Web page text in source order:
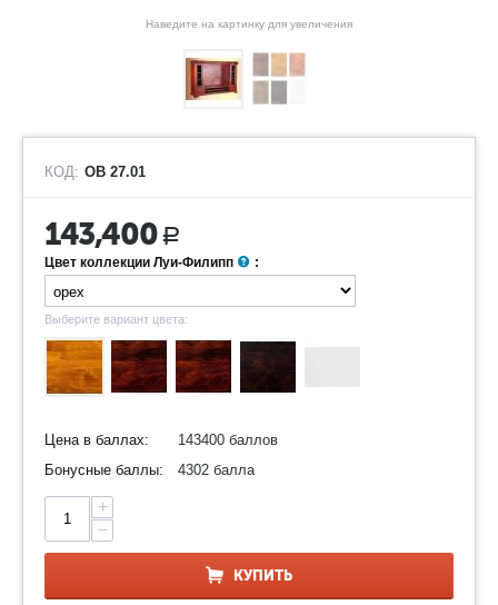
Наведите на картинку для увеличения
КОД: ОВ 27.01
143,400 Р
Цвет коллекции Луи-Филипп :
Выберите вариант цвета:
Цена в баллах:
143400 баллов
Бонусные баллы:
4302 балла
+
−
КУПИТЬ